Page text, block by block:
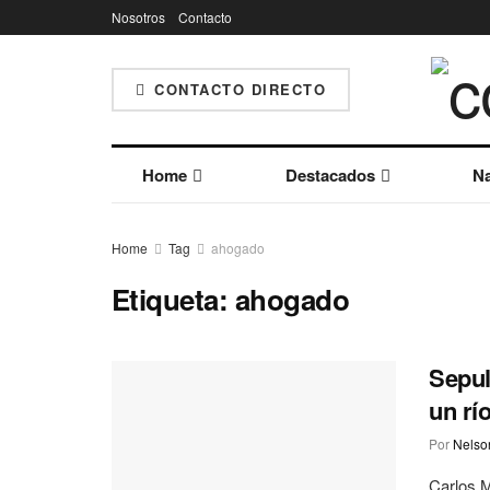
Nosotros Contacto
CONTACTO DIRECTO
Home Destacados
Home Tag ahogado
Etiqueta: ahogado
un
Por
Carlos